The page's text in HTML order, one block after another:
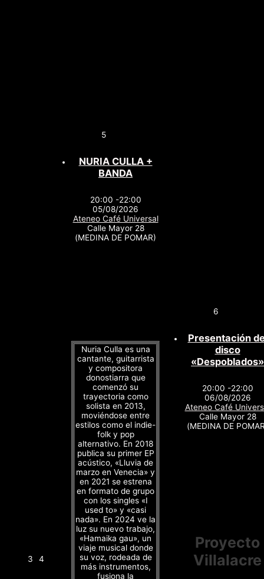
3 4
5
NURIA CULLA +
BANDA
20:00 -22:00
05/08/2026
Ateneo Café Universal
Calle Mayor 28
(MEDINA DE POMAR)
Nuria Culla es una
cantante, guitarrista
y compositora
donostiarra que
comenzó su
trayectoria como
solista en 2013,
moviéndose entre
estilos como el indie-
folk y pop
alternativo. En 2018
publica su primer EP
acústico, «Lluvia de
marzo en Venecia» y
en 2021 se estrena
en formato de grupo
con los singles «I
used to» y «casi
nada». En 2024 ve la
luz su nuevo trabajo,
«Hamaika gau», un
viaje musical donde
su voz, rodeada de
más instrumentos,
fusiona la
6
Presentación
disco
«Despoblados»
20:00 -22:00
06/08/2026
Ateneo Café
Calle Mayor 28
(MEDINA DE
Proyecto
Villalacre